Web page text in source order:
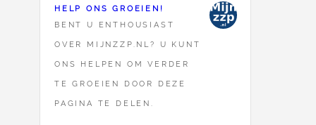
HELP ONS GROEIEN!
BENT U ENTHOUSIAST
OVER MIJNZZP.NL? U KUNT
ONS HELPEN OM VERDER
TE GROEIEN DOOR DEZE
PAGINA TE DELEN.